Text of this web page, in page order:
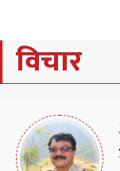
विचार